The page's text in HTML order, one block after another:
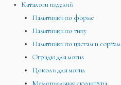
Каталоги изделий
Памятники по форме
Памятники по типу
Памятники по цветам и сортам
Ограды для могил
Цоколи для могил